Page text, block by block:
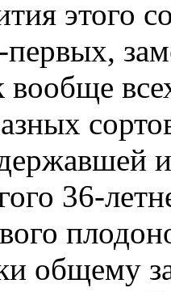
этого
вообще
36-
общему